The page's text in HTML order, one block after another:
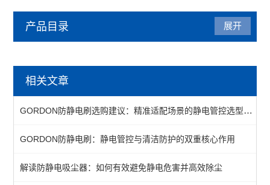
产品目录
防静电周转车
金属刷子
GORDON防静电刷子
防静电工作台
展开
相关文章
GORDON防静电刷选购建议：精准适配场景的静电管控选型指南
GORDON防静电刷：静电管控与清洁防护的双重核心作用
解读防静电吸尘器：如何有效避免静电危害并高效除尘